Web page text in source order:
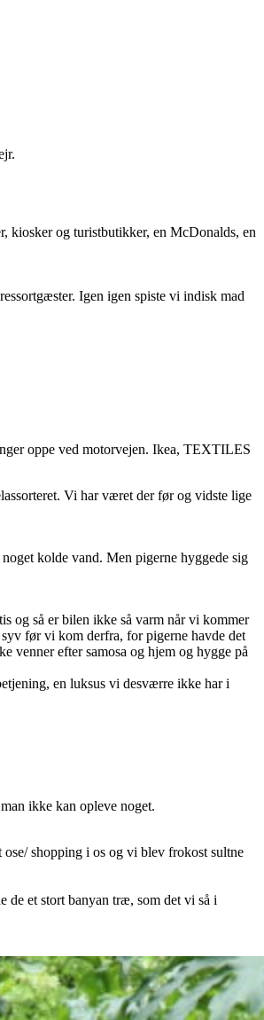
kiosker og turistbutikker, en McDonalds, en
Igen igen spiste vi indisk mad
oppe ved motorvejen. Ikea, TEXTILES
Vi har været der før og vidste lige
kolde vand. Men pigerne hyggede sig
og så er bilen ikke så varm når vi kommer
før vi kom derfra, for pigerne havde det
venner efter samosa og hjem og hygge på
en luksus vi desværre ikke har i
ikke kan opleve noget.
shopping i os og vi blev frokost sultne
de et stort banyan træ, som det vi så i